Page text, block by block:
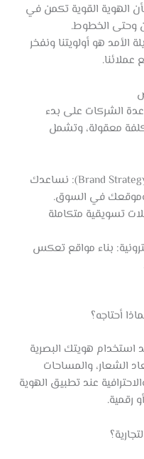
الهوية القوية تكمن في
وحتى الخطوط.
الأمد هو أولويتنا ونفخر
عملائنا.
الشركات على بدء
معقولة، وتشمل
استراتيجية العلامة التجارية (Brand Strategy): نساعدك
وموقعك في السوق.
تسويقية متكاملة
بناء مواقع تعكس
أحتاجه؟
استخدام هويتك البصرية
الشعار، والمساحات
عند تطبيق الهوية
رقمية.